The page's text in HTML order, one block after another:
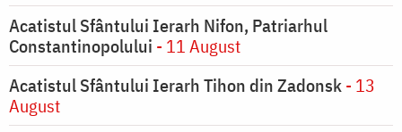
Acatistul Sfântului Ierarh Nifon, Patriarhul
Constantinopolului - 11 August
Acatistul Sfântului Ierarh Tihon din Zadonsk- 13
August